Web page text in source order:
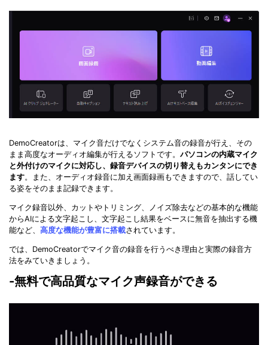
DemoCreatorは、マイク音だけでなくシステム音の録音が行え、その
まま高度なオーディオ編集が行えるソフトです。 パソコンの内蔵マイク
と外付けのマイクに対応し、録音デバイスの切り替えもカンタンにでき
ます。また、オーディオ録音に加え画面録画もできますので、話してい
る姿をそのまま記録できます。
マイク録音以外、カットやトリミング、ノイズ除去などの基本的な機能
からAIによる文字起こし、文字起こし結果をベースに無音を抽出する機
能など、 高度な機能が豊富に搭載されています。
では、DemoCreatorでマイク音の録音を行うべき理由と実際の録音方
法をみていきましょう。
-無料で高品質なマイク声録音ができる